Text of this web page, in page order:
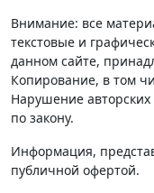
Внимание: все
текстовые и
данном сайте,
Копирование, в том
Нарушение авторских
по закону.
Информация,
публичной офертой.